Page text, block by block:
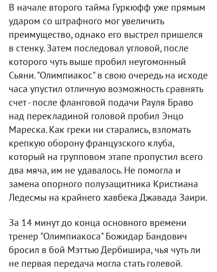
В начале второго тайма Гуркюфф уже прямым
ударом со штрафного мог увеличить
преимущество, однако его выстрел пришелся
в стенку. Затем последовал угловой, после
которого чуть выше пробил неугомонный
Сьяни. "Олимпиакос" в свою очередь на исходе
часа упустил отличную возможность сравнять
счет - после фланговой подачи Рауля Браво
над перекладиной головой пробил Энцо
Мареска. Как греки ни старались, взломать
крепкую оборону французского клуба,
который на групповом этапе пропустил всего
два мяча, им не удавалось. Не помогла и
замена опорного полузащитника Кристиана
Ледесмы на крайнего хавбека Джавада Заири.
За 14 минут до конца основного времени
тренер "Олимпиакоса" Божидар Бандович
бросил в бой Мэттью Дербишира, чья чуть ли
не первая передача могла стать голевой.